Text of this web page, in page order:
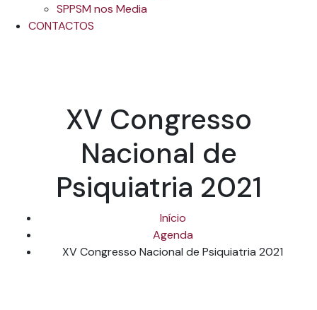
SPPSM nos Media
CONTACTOS
XV Congresso
Nacional de
Psiquiatria 2021
Início
Agenda
XV Congresso Nacional de Psiquiatria 2021